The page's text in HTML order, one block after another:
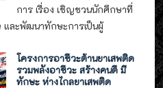
การ เรื่อง เชิญชวนนักศึกษาที่
และพัฒนาทักษะการเป็นผู้
โครงการอาชีวะต้านยาเสพติด
รวมพลังอาชีวะ สร้างคนดี มี
ทักษะ ห่างไกลยาเสพติด